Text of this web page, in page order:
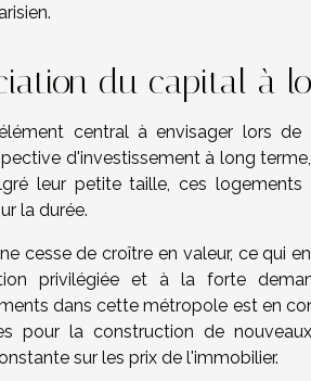
du capital à
central à envisager lors de
d'investissement à long
leur petite taille, ces
la durée.
cesse de croître en valeur, ce qui
privilégiée et à la forte
dans cette métropole est en
pour la construction de
sur les prix de l'immobilier.